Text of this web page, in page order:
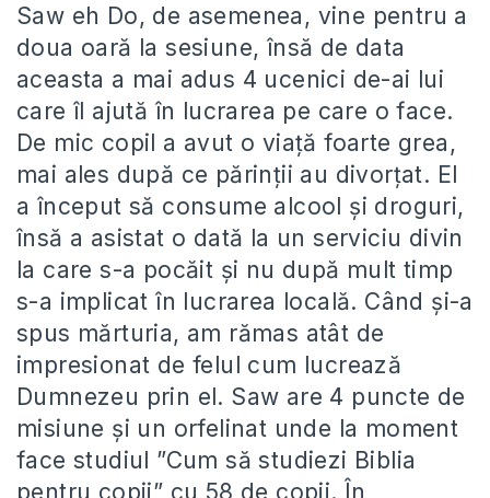
Saw eh Do, de asemenea, vine pentru a
doua oară la sesiune, însă de data
aceasta a mai adus 4 ucenici de-ai lui
care îl ajută în lucrarea pe care o face.
De mic copil a avut o viață foarte grea,
mai ales după ce părinții au divorțat. El
a început să consume alcool și droguri,
însă a asistat o dată la un serviciu divin
la care s-a pocăit și nu după mult timp
s-a implicat în lucrarea locală. Când și-a
spus mărturia, am rămas atât de
impresionat de felul cum lucrează
Dumnezeu prin el. Saw are 4 puncte de
misiune și un orfelinat unde la moment
face studiul ”Cum să studiezi Biblia
pentru copii” cu 58 de copii. În